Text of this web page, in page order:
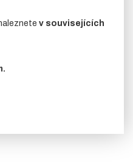
v souvisejících